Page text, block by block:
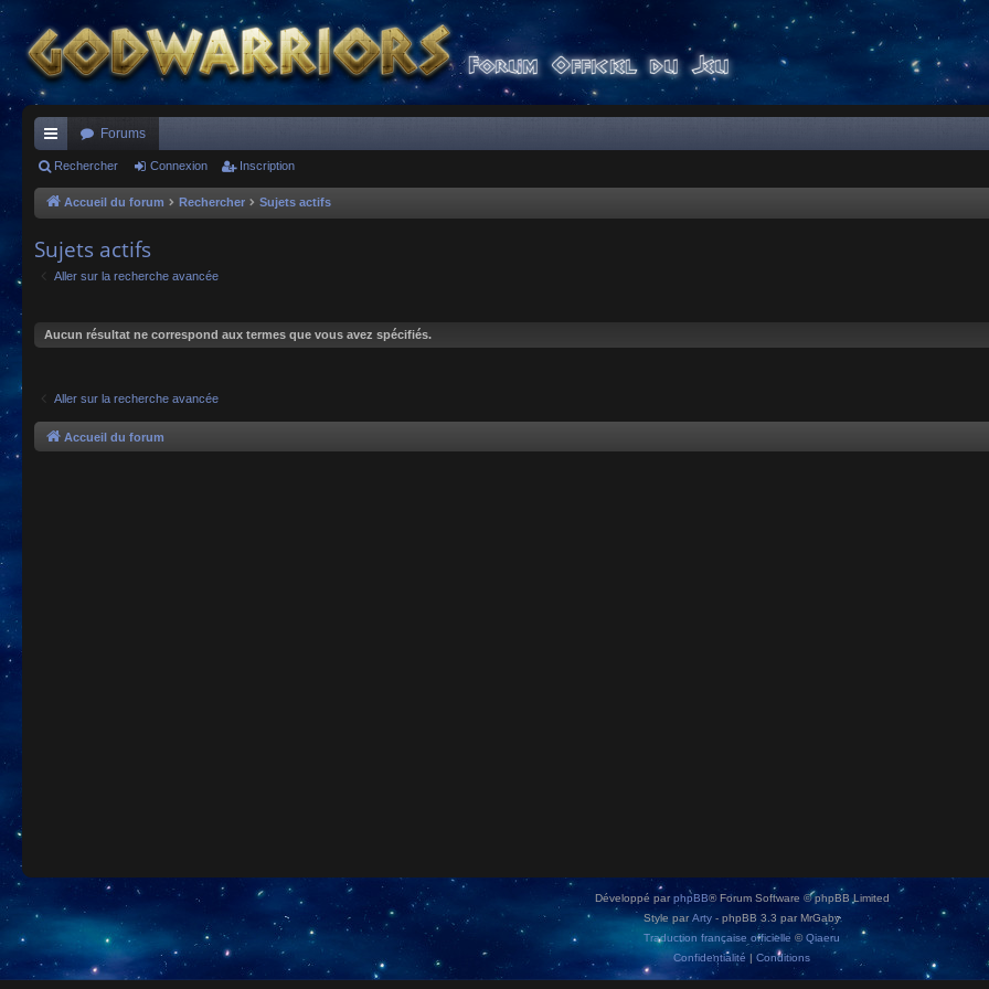
ac
co
Forums
Rechercher Connexion Inscription
Accueil du forum Rechercher Sujets actifs
Sujets actifs
Aller sur la recherche avancée
Aucun résultat ne correspond aux termes que vous avez spécifiés.
Aller sur la recherche avancée
Accueil du forum
Développé parphpBB® Forum Software © phpBB Limited
Style par Arty - phpBB 3.3 par MrGaby
Traduction française officielle ©Qiaeru
Confidentialité | Conditions